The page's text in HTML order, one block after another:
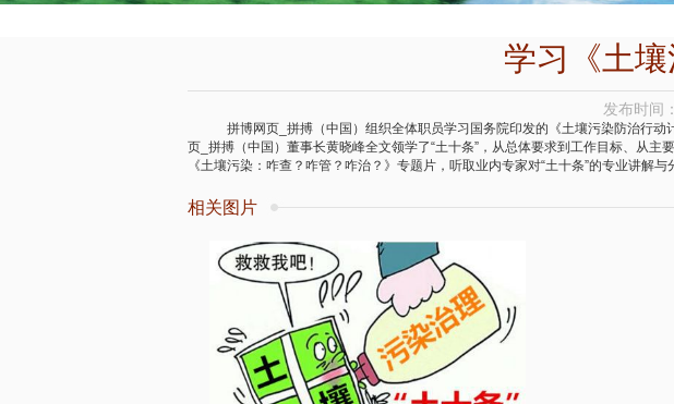
学习《土壤
发布时间
拼博网页_拼搏（中国）组织全体职员学习国务院印发的《土壤污染防治行动
页_拼搏（中国）董事长黄晓峰全文领学了“土十条”，从总体要求到工作目标、从
《土壤污染：咋查？咋管？咋治？》专题片，听取业内专家对“土十条”的专业讲解与
相关图片